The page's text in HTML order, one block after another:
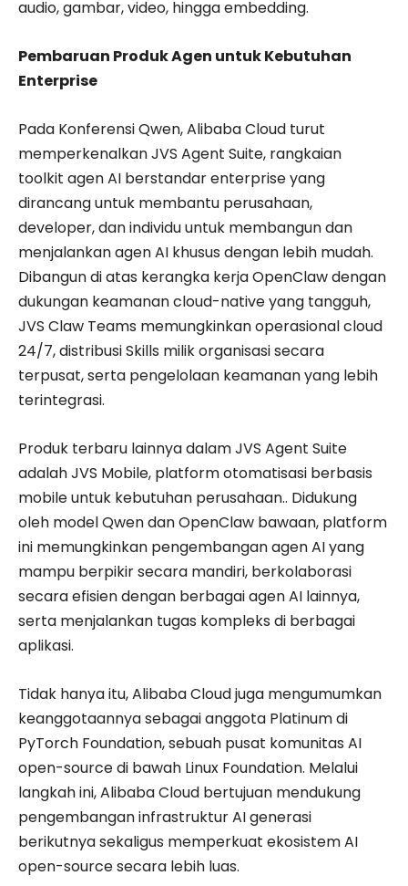
audio, gambar, video, hingga embedding.
Pembaruan Produk Agen untuk Kebutuhan
Enterprise
Pada Konferensi Qwen, Alibaba Cloud turut
memperkenalkan JVS Agent Suite, rangkaian
toolkit agen AI berstandar enterprise yang
dirancang untuk membantu perusahaan,
developer, dan individu untuk membangun dan
menjalankan agen AI khusus dengan lebih mudah.
Dibangun di atas kerangka kerja OpenClaw dengan
dukungan keamanan cloud-native yang tangguh,
JVS Claw Teams memungkinkan operasional cloud
24/7, distribusi Skills milik organisasi secara
terpusat, serta pengelolaan keamanan yang lebih
terintegrasi.
Produk terbaru lainnya dalam JVS Agent Suite
adalah JVS Mobile, platform otomatisasi berbasis
mobile untuk kebutuhan perusahaan.. Didukung
oleh model Qwen dan OpenClaw bawaan, platform
ini memungkinkan pengembangan agen AI yang
mampu berpikir secara mandiri, berkolaborasi
secara efisien dengan berbagai agen AI lainnya,
serta menjalankan tugas kompleks di berbagai
aplikasi.
Tidak hanya itu, Alibaba Cloud juga mengumumkan
keanggotaannya sebagai anggota Platinum di
PyTorch Foundation, sebuah pusat komunitas AI
open-source di bawah Linux Foundation. Melalui
langkah ini, Alibaba Cloud bertujuan mendukung
pengembangan infrastruktur AI generasi
berikutnya sekaligus memperkuat ekosistem AI
open-source secara lebih luas.